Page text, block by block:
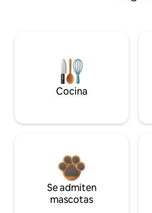
Cocina
Se admiten
mascotas